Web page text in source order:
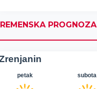
PROGNOZA